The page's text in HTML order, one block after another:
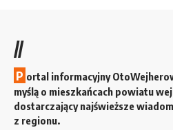
//
P ortal informacyjny
myślą o mieszkańcach powiatu
dostarczający najświeższe
z regionu.